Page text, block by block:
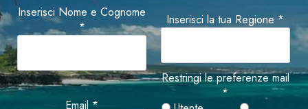
Inserisci Nome e Cognome
*
Inserisci la tua Regione *
Email *
Restringi le preferenze mail
*